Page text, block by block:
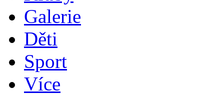
Galerie
Děti
Sport
Více